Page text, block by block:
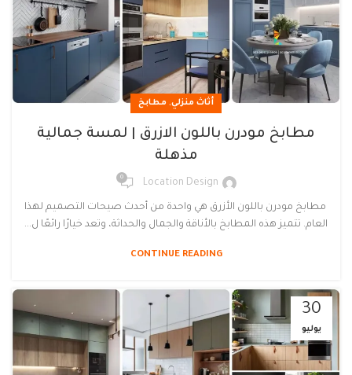
أثاث منزلي, مطابخ
مطابخ مودرن باللون الازرق | لمسة جمالية
مذهلة
Location Design
0
مطابخ مودرن باللون الأزرق هي واحدة من أحدث صيحات التصميم لهذا
العام. تتميز هذه المطابخ بالأناقة والجمال والحداثة، وتعد خيارًا رائعًا ل...
CONTINUE READING
30
يوليو